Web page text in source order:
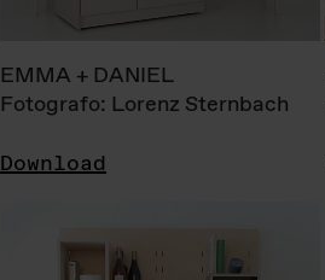
EMMA + DANIEL
Fotografo: Lorenz Sternbach
Download